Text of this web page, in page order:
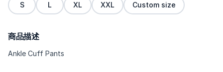
S L XL XXL Custom size
商品描述
Ankle Cuff Pants